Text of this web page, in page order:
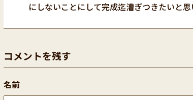
にしないことにして完成迄漕ぎつきたいと思
コメントを残す
名前